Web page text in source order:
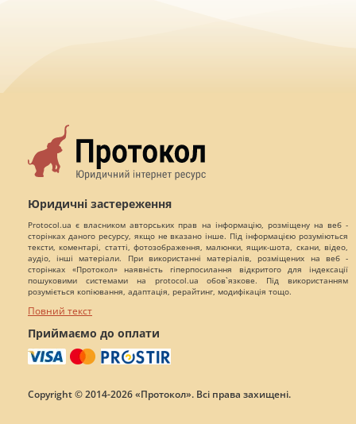
Юридичні застереження
Protocol.ua є власником авторських прав на інформацію, розміщену на веб -
сторінках даного ресурсу, якщо не вказано інше. Під інформацією розуміються
тексти, коментарі, статті, фотозображення, малюнки, ящик-шота, скани, відео,
аудіо, інші матеріали. При використанні матеріалів, розміщених на веб -
сторінках «Протокол» наявність гіперпосилання відкритого для індексації
пошуковими системами на protocol.ua обов`язкове. Під використанням
розуміється копіювання, адаптація, рерайтинг, модифікація тощо.
Повний текст
Приймаємо до оплати
Copyright © 2014-2026 «Протокол». Всі права захищені.